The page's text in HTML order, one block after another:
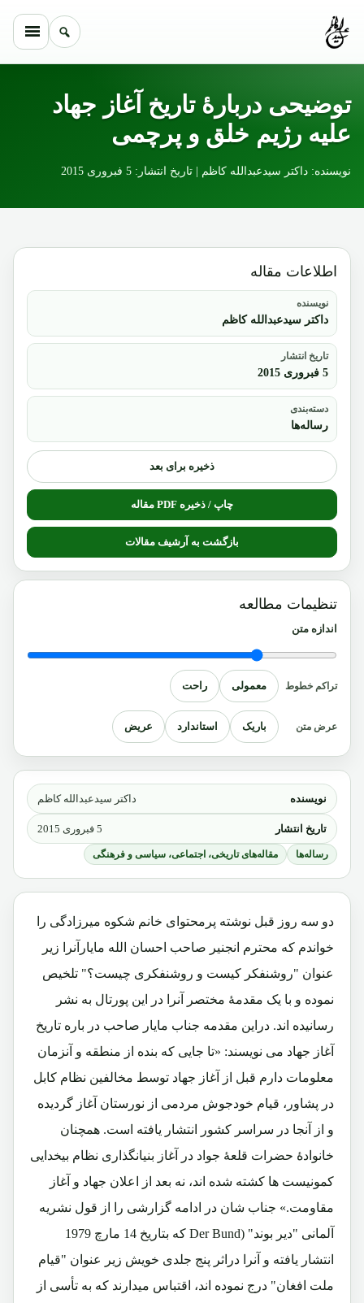
توضیحی دربارۀ تاریخ آغاز جهاد
علیه رژیم خلق و پرچمی
نویسنده: داکتر سیدعبدالله کاظم | تاریخ انتشار: 5 فبروری 2015
نویسنده داکتر سیدعبدالله کاظم
تاریخ انتشار 5 فبروری 2015
رساله‌ها مقاله‌های تاریخی، اجتماعی، سیاسی و فرهنگی
دو سه روز قبل نوشته پرمحتوای خانم شکوه میرزادگی را
خواندم که محترم انجنیر صاحب احسان الله مایارآنرا زیر
عنوان "روشنفکر کیست و روشنفکری چیست؟" تلخیص
نموده و با یک مقدمۀ مختصر آنرا در این پورتال به نشر
رسانیده اند. دراین مقدمه جناب مایار صاحب در باره تاریخ
آغاز جهاد می نویسند: «تا جایی که بنده از منطقه و آنزمان
معلومات دارم قبل از آغاز جهاد توسط مخالفین نظام کابل
در پشاور، قیام خودجوش مردمی از نورستان آغاز گردیده
و از آنجا در سراسر کشور انتشار یافته است. همچنان
خانوادۀ حضرات قلعۀ جواد در آغاز بنیانگذاری نظام بیخدایی
کمونیست ها کشته شده اند، نه بعد از اعلان جهاد و آغاز
مقاومت.» جناب شان در ادامه گزارشی را از قول نشریه
انتشار یافته و آنرا دراثر پنج جلدی خویش زیر عنوان "قیام
ملت افغان" درج نموده اند، اقتباس میدارند که به تأسی از
اطلاعات مقاله
نویسنده
داکتر سیدعبدالله کاظم
تاریخ انتشار
5 فبروری 2015
دسته‌بندی
رساله‌ها
ذخیره برای بعد
چاپ / ذخیره PDF مقاله
بازگشت به آرشیف مقالات
تنظیمات مطالعه
اندازه متن
تراکم خطوط معمولی راحت
عرض متن باریک استاندارد عریض